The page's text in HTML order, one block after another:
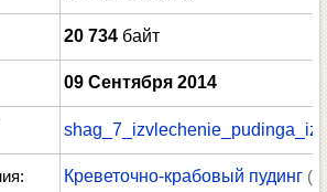
20 734 байт
09 Сентября 2014
Креветочно-крабовый пудинг ( /